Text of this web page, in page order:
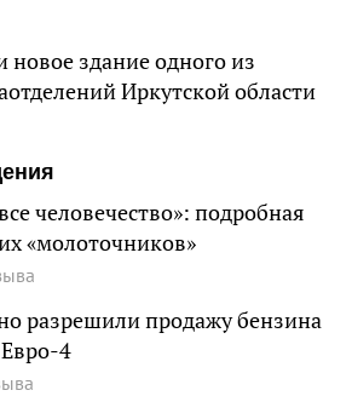
новое здание одного из
Иркутской области
человечество»: подробная
«молоточников»
разрешили продажу бензина
4